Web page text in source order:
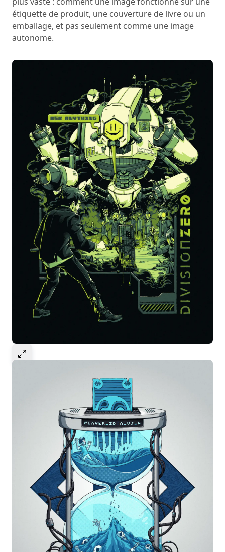
étiquette de produit, une couverture de livre ou un
emballage, et pas seulement comme une image
autonome.